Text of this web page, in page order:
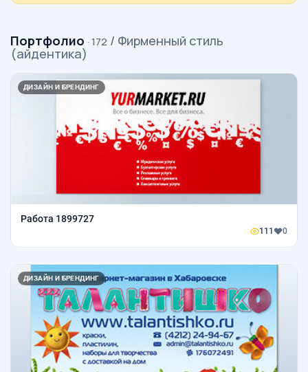
Портфолио · 172 / Фирменный стиль
(айдентика)
ДИЗАЙН И БРЕНДИНГ
Работа 1899727
111 0
ДИЗАЙН И БРЕНДИНГ